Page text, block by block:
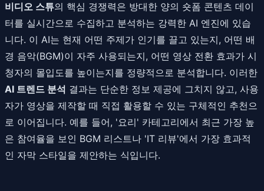
비디오 스튜의 핵심 경쟁력은 방대한 양의 숏폼 콘텐츠 데이
터를 실시간으로 수집하고 분석하는 강력한 AI 엔진에 있습
니다. 이 AI는 현재 어떤 주제가 인기를 끌고 있는지, 어떤 배
경 음악(BGM)이 자주 사용되는지, 어떤 영상 전환 효과가 시
청자의 몰입도를 높이는지를 정량적으로 분석합니다. 이러한
AI 트렌드 분석 결과는 단순한 정보 제공에 그치지 않고, 사용
자가 영상을 제작할 때 직접 활용할 수 있는 구체적인 추천으
로 이어집니다. 예를 들어, '요리' 카테고리에서 최근 가장 높
은 참여율을 보인 BGM 리스트나 'IT 리뷰'에서 가장 효과적
인 자막 스타일을 제안하는 식입니다.